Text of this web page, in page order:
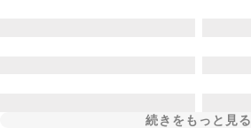
続きをもっと見る